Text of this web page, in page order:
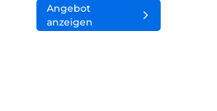
Angebot
anzeigen